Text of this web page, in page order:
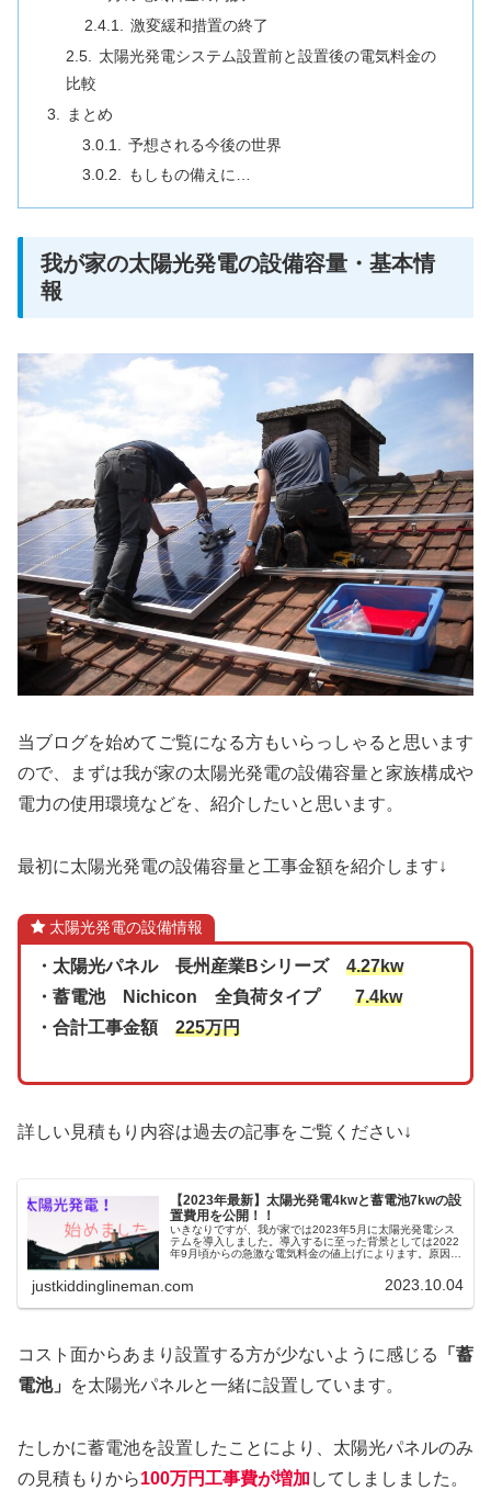
激変緩和措置の終了
太陽光発電システム設置前と設置後の電気料金の
比較
まとめ
予想される今後の世界
もしもの備えに…
我が家の太陽光発電の設備容量・基本情
報
当ブログを始めてご覧になる方もいらっしゃると思います
ので、まずは我が家の太陽光発電の設備容量と家族構成や
電力の使用環境などを、紹介したいと思います。
最初に太陽光発電の設備容量と工事金額を紹介します↓
太陽光発電の設備情報
・太陽光パネル 長州産業Bシリーズ 4.27kw
・蓄電池 Nichicon 全負荷タイプ 7.4kw
・合計工事金額 225万円
詳しい見積もり内容は過去の記事をご覧ください↓
【2023年最新】太陽光発電4kwと蓄電池7kwの設
置費用を公開！！
いきなりですが、我が家では2023年5月に太陽光発電シス
テムを導入しました。導入するに至った背景としては2022
年9月頃からの急激な電気料金の値上げによります。原因と
justkiddinglineman.com 2023.10.04
コスト面からあまり設置する方が少ないように感じる
「蓄
電池」
を太陽光パネルと一緒に設置しています。
たしかに蓄電池を設置したことにより、太陽光パネルのみ
の見積もりから100万円工事費が増加 してしましました。